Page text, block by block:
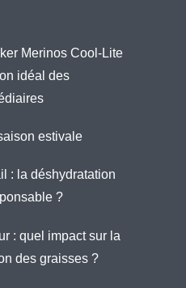
Merinos Cool-Lite
idéal des
estivale
: la déshydratation
?
: quel impact sur la
des graisses ?